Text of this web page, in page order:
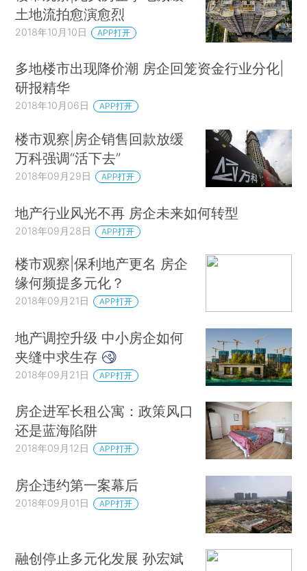
土地流拍愈演愈烈
2018年10月10日 APP打开
多地楼市出现降价潮 房企回笼资金行业分化|
研报精华
2018年10月06日 APP打开
楼市观察|房企销售回款放缓
万科强调“活下去”
2018年09月29日 APP打开
地产行业风光不再 房企未来如何转型
2018年09月28日 APP打开
楼市观察|保利地产更名 房企
缘何频提多元化？
2018年09月21日 APP打开
地产调控升级 中小房企如何
夹缝中求生存
2018年09月21日 APP打开
房企进军长租公寓：政策风口
还是蓝海陷阱
2018年09月12日 APP打开
房企违约第一案幕后
2018年09月01日 APP打开
融创停止多元化发展 孙宏斌